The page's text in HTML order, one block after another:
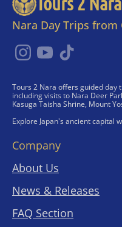
Nara Day Trips from
Tours 2 Nara offers guided day
including visits to Nara Deer
Kasuga Taisha Shrine, Mount
Explore Japan's ancient capital
Company
About Us
News & Releases
FAQ Section